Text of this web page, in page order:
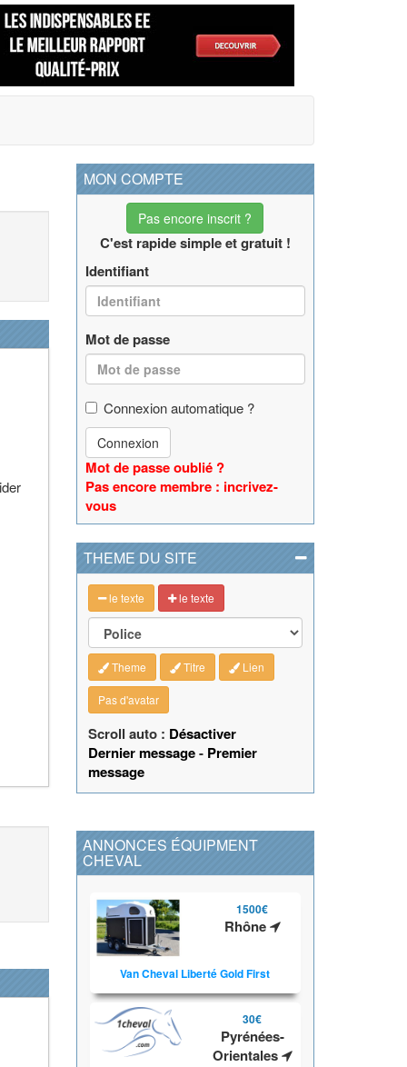
MON COMPTE
Pas encore inscrit ?
C'est rapide simple et gratuit !
Identifiant
Mot de passe
Connexion automatique ?
Connexion
Mot de passe oublié ?
Pas encore membre : incrivez-
vous
THEME DU SITE
le texte le texte
Theme Titre Lien
Pas d'avatar
Scroll auto : Désactiver
Dernier message- Premier
message
ANNONCES ÉQUIPMENT
CHEVAL
1500€
Rhône
Van Cheval Liberté Gold First
30€
Pyrénées-
Orientales